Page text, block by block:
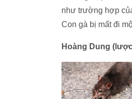
như trường hợp
Con gà bị mất đi
Hoàng Dung